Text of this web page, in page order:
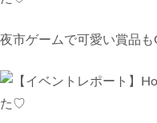
夜市ゲームで可愛い賞品